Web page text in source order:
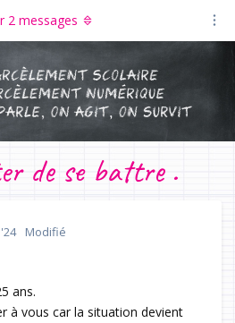
de se battre .
2 messages
Modifié
ans.
à vous car la situation devient